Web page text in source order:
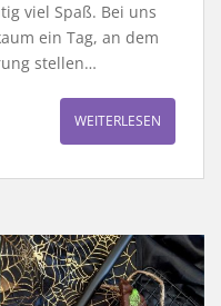
viel Spaß. Bei uns
ein Tag, an dem
stellen…
WEITERLESEN